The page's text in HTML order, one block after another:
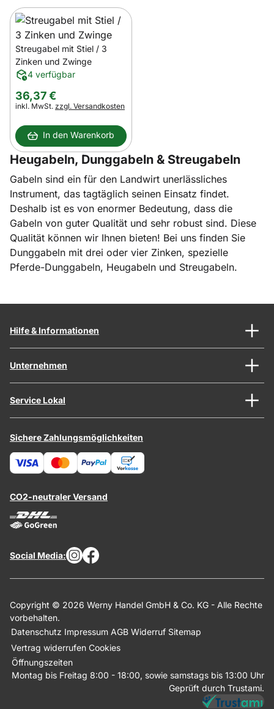
Streugabel mit Stiel / 3
Zinken und Zwinge
4 verfügbar
36,37€
Steuerhinweis:
inkl. MwSt. zzgl. Versandkosten
In den Warenkorb
Heugabeln, Dunggabeln & Streugabeln
Gabeln sind ein für den Landwirt unerlässliches
Instrument, das tagtäglich seinen Einsatz findet.
Deshalb ist es von enormer Bedeutung, dass die
Gabeln von guter Qualität und sehr robust sind. Diese
Qualität können wir Ihnen bieten! Bei uns finden Sie
Dunggabeln mit drei oder vier Zinken, spezielle
Pferde-Dunggabeln, Heugabeln und Streugabeln.
Hilfe & Informationen
Unternehmen
Service Lokal
Sichere Zahlungsmöglichkeiten
CO2-neutraler Versand
Social Media:
Copyright © 2026 Werny Handel GmbH & Co. KG - Alle Rechte
vorbehalten.
Datenschutz Impressum AGB Widerruf Sitemap
Vertrag widerrufen Cookies
Öffnungszeiten
Montag bis Freitag 8:00 - 18:00, sowie samstags bis 13:00 Uhr
Geprüft durch Trustami.